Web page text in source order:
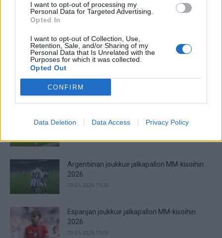
I want to opt-out of processing my
Personal Data for Targeted Advertising.
Opted In
I want to opt-out of Collection, Use,
Retention, Sale, and/or Sharing of my
Personal Data that Is Unrelated with the
Purposes for which it was collected.
Opted Out
CONFIRM
Data Deletion Data Access Privacy Policy
Jalkapallon MM-kisat 2026 Pudotuspelit –
tässä kaavio
28.06.2026 13:37
Jalkapallon MM-kisat 2026 huipentuvat seuraavaksi, kun
Jalkapallon MM-turnauksen lohkovaihe on saatu nyt taputeltua,
joten edessä on ne odotetut tosipelit....
Jalkapallon MM-kisat 2026 – Live Stream &
Televisiointi
Argentiinan joukkue jalkapallon MM-kisoihin
2026
29.05.2026 15:20
Espanjan joukkue jalkapallon MM-kisoihin
2026
29.05.2026 15:09